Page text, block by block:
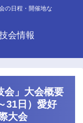
の日程・開催地な
会情報
会」大会概要
31日）愛好
大会